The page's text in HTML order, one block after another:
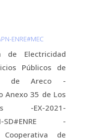
ENRE#MEC
de Electricidad
Públicos de
de Areco -
Anexo 35 de Los
-EX-2021-
SD#ENRE -
de